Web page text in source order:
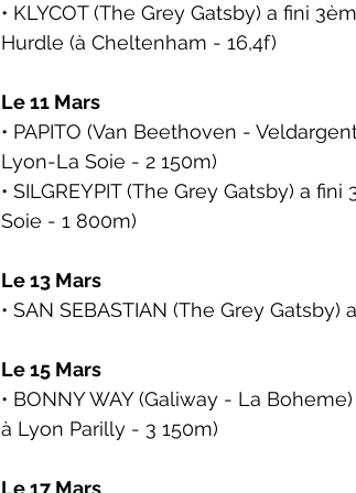
• KLYCOT (The Grey Gatsby) a fini
Hurdle (à Cheltenham - 16,4f)
Le 11 Mars
• PAPITO (Van Beethoven -
Lyon-La Soie - 2 150m)
• SILGREYPIT (The Grey Gatsby) a
Soie - 1 800m)
Le 13 Mars
• SAN SEBASTIAN (The Grey
Le 15 Mars
• BONNY WAY (Galiway - La
à Lyon Parilly - 3 150m)
Le 17 Mars